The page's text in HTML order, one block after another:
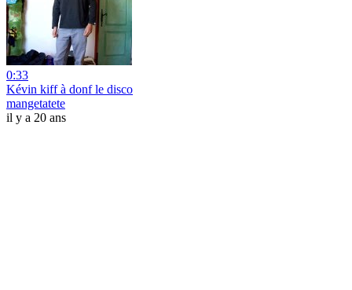
0:33
Kévin kiff à donf le disco
mangetatete
il y a 20 ans